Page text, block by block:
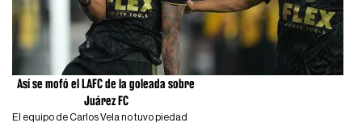
Así se mofó el LAFC de la goleada sobre
Juárez FC
El equipo de Carlos Vela no tuvo piedad